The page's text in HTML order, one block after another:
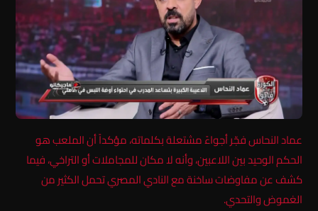
عماد النحاس فجّر أجواءً مشتعلة بكلماته، مؤكداً أن الملعب هو
الحكم الوحيد بين اللاعبين، وأنه لا مكان للمجاملات أو التراخي، فيما
كشف عن مفاوضات ساخنة مع النادي المصري تحمل الكثير من
الغموض والتحدي.